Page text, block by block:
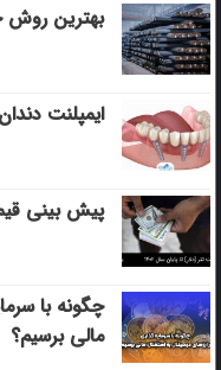
بهترین روش
ایمپلنت
پیش بینی قیمت
چگونه با
مالی برسیم؟